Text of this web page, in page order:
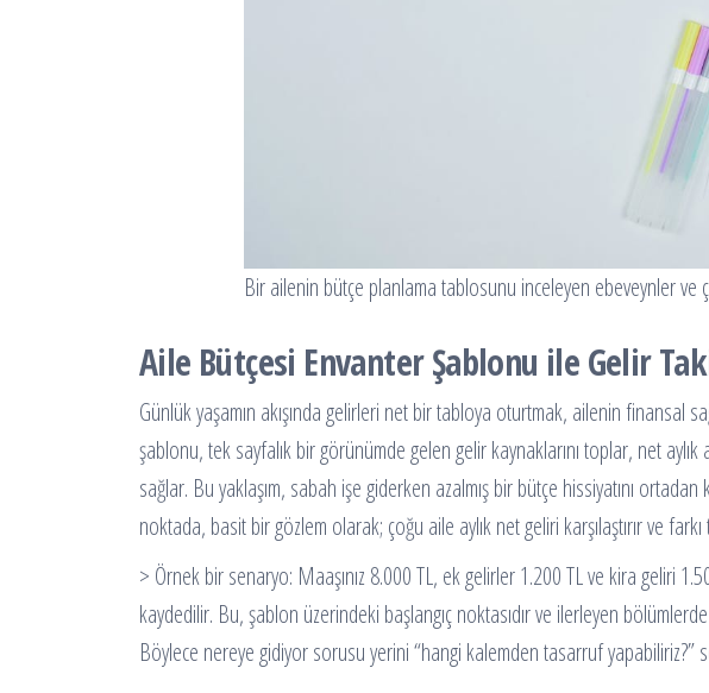
Bir ailenin bütçe planlama tablosunu inceleyen ebeveynler ve
Aile Bütçesi Envanter Şablonu ile Gelir
Günlük yaşamın akışında gelirleri net bir tabloya oturtmak, ailenin finansal
şablonu, tek sayfalık bir görünümde gelen gelir kaynaklarını toplar, net aylık
sağlar. Bu yaklaşım, sabah işe giderken azalmış bir bütçe hissiyatını ortadan
noktada, basit bir gözlem olarak; çoğu aile aylık net geliri karşılaştırır ve
> Örnek bir senaryo: Maaşınız 8.000 TL, ek gelirler 1.200 TL ve kira geliri
kaydedilir. Bu, şablon üzerindeki başlangıç noktasıdır ve ilerleyen
Böylece nereye gidiyor sorusu yerini “hangi kalemden tasarruf yapabiliriz?”